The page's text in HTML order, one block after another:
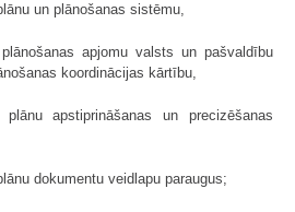
un plānošanas sistēmu,
apjomu valsts un pašvaldību
koordinācijas kārtību,
apstiprināšanas un precizēšanas
dokumentu veidlapu paraugus;